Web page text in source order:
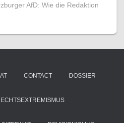
AfD: Wie die Redaktion
CONTACT DOSSIER